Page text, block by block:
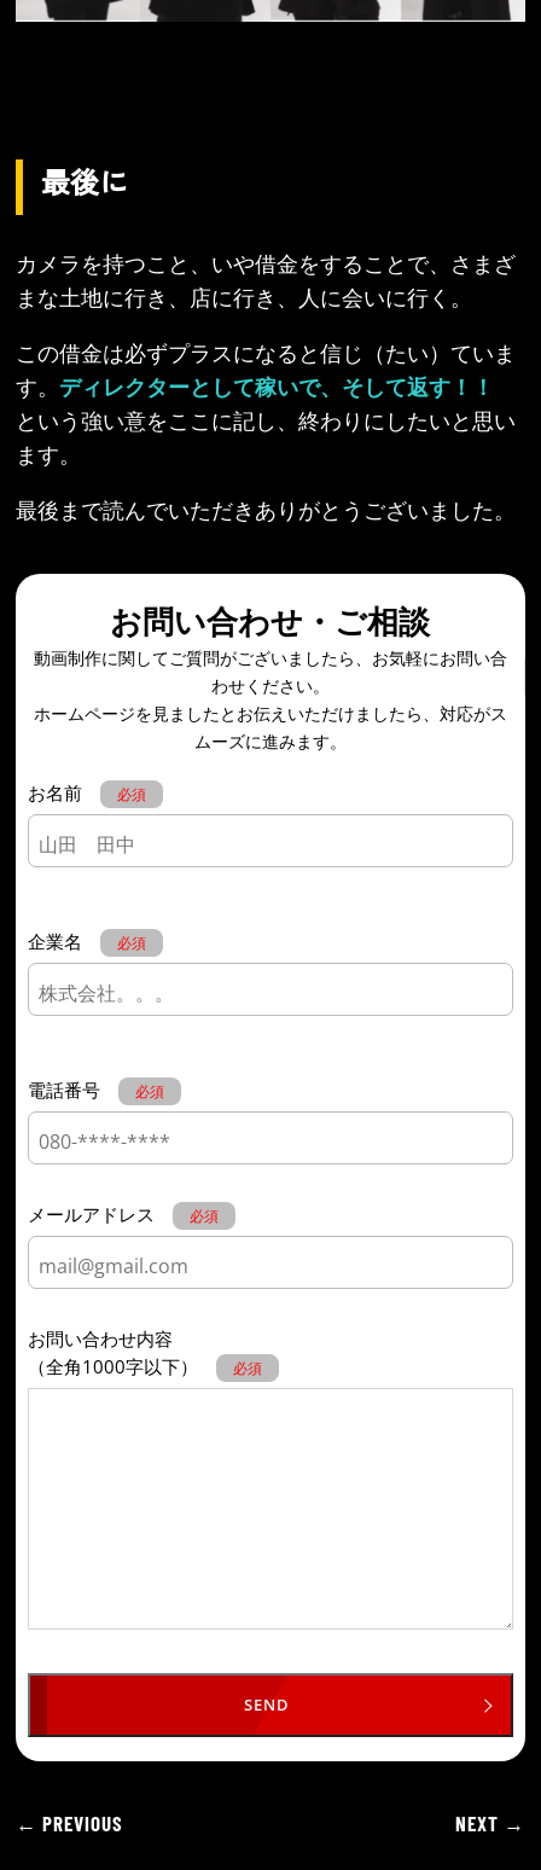
最後に
カメラを持つこと、いや借金をすることで、さまざ
まな土地に行き、店に行き、人に会いに行く。
この借金は必ずプラスになると信じ（たい）ていま
す。 ディレクターとして稼いで、そして返す！！
という強い意をここに記し、終わりにしたいと思い
ます。
最後まで読んでいただきありがとうございました。
お問い合わせ・ご相談
動画制作に関してご質問がございましたら、お気軽にお問い合
わせください。
ホームページを見ましたとお伝えいただけましたら、対応がス
ムーズに進みます。
お名前 必須
企業名 必須
電話番号 必須
メールアドレス 必須
お問い合わせ内容
（全角1000字以下）
必須
SEND
←PREVIOUS NEXT →